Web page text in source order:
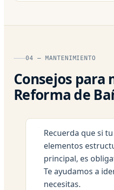
04 — MANTENIMIENTO
Consejos
Reforma de
Recuerda que si
elementos
principal, es
Te ayudamos a
necesitas.